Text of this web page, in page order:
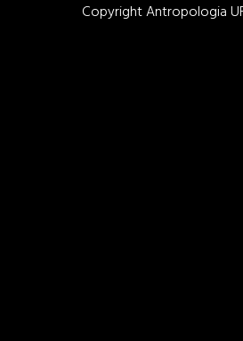
Copyright Antropologia